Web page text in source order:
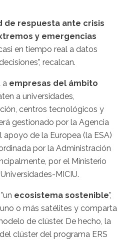
de respuesta ante crisis
y emergencias
en tiempo real a datos
recalcan.
a empresas del ámbito
a universidades,
centros tecnológicos y
gestionado por la Agencia
apoyo de la Europea (la ESA)
por la Administración
por el Ministerio
MICIU.
ecosistema sostenible",
o más satélites y comparta
de clúster. De hecho, la
clúster del programa ERS